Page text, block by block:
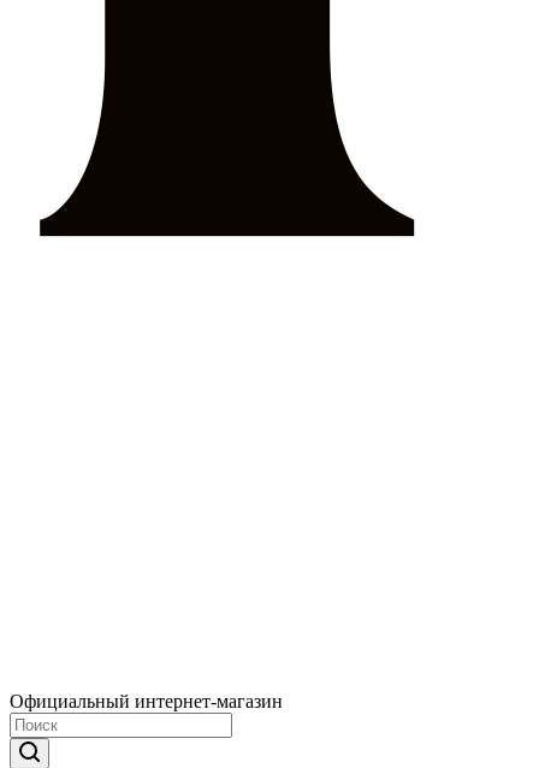
Официальный интернет-магазин